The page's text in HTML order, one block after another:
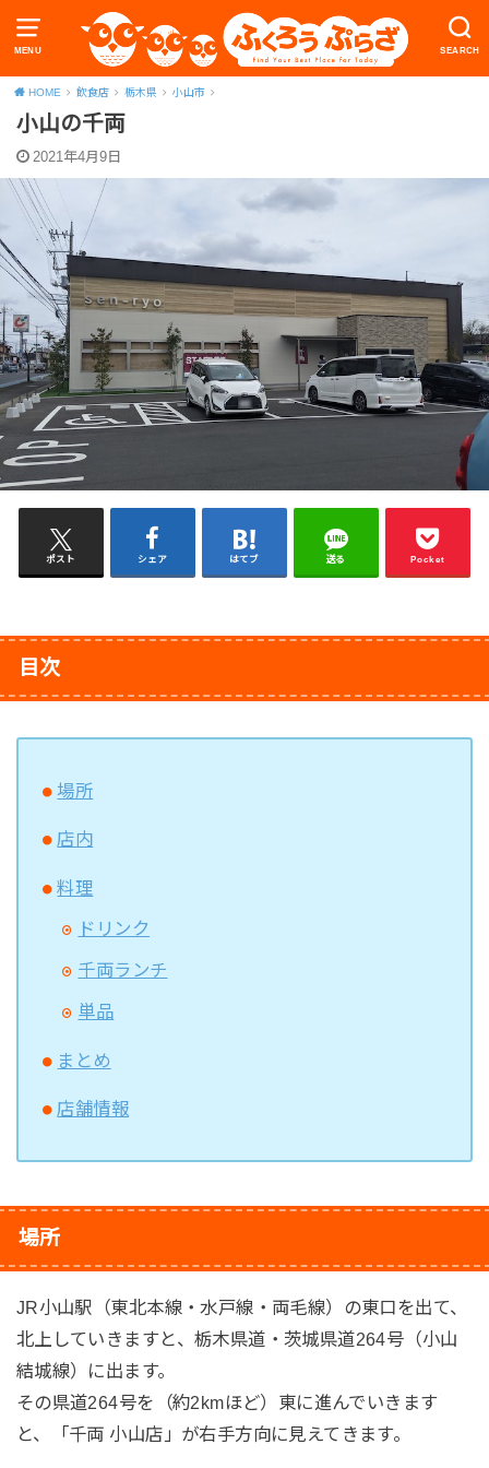
MENU SEARCH
HOME 飲食店 栃木県 小山市
小山の千両
2021年4月9日
ポスト シェア はてブ 送る Pocket
目次
場所
店内
料理
ドリンク
千両ランチ
単品
まとめ
店舗情報
場所
JR小山駅（東北本線・水戸線・両毛線）の東口を出て、
北上していきますと、栃木県道・茨城県道264号（小山
結城線）に出ます。
その県道264号を（約2kmほど）東に進んでいきます
と、「千両 小山店」が右手方向に見えてきます。